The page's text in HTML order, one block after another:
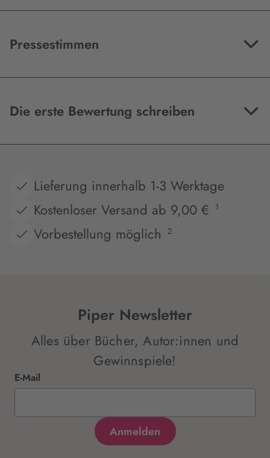
Pressestimmen
Die erste Bewertung schreiben
Lieferung innerhalb 1-3 Werktage
Kostenloser Versand ab 9,00 €
1
Vorbestellung möglich 2
Piper Newsletter
Alles über Bücher, Autor:innen und
Gewinnspiele!
E-Mail